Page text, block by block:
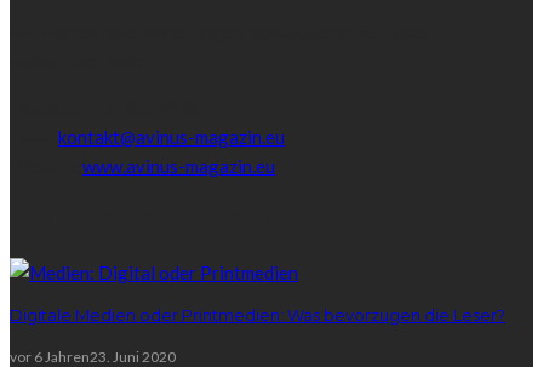
kontakt@avinus-magazin.eu
www.avinus-magazin.eu
Digitale Medien oder Printmedien: Was bevorzugen die Leser?
vor 6 Jahren23. Juni 2020